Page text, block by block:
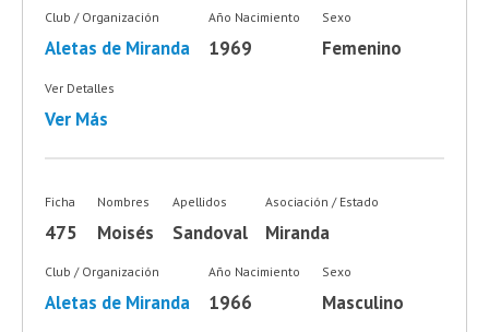
Club / Organización
Aletas de Miranda
Año Nacimiento
1969
Sexo
Femenino
Ver Detalles
Ver Más
Ficha
475
Nombres
Moisés
Apellidos
Sandoval
Asociación / Estado
Miranda
Club / Organización
Aletas de Miranda
Año Nacimiento
1966
Sexo
Masculino